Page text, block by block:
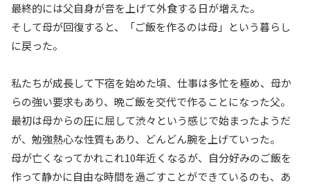
最終的には父自身が音を上げて外食する日が増えた。
そして母が回復すると、「ご飯を作るのは母」という暮らし
に戻った。
私たちが成長して下宿を始めた頃、仕事は多忙を極め、母か
らの強い要求もあり、晩ご飯を交代で作ることになった父。
最初は母からの圧に屈して渋々という感じで始まったようだ
が、勉強熱心な性質もあり、どんどん腕を上げていった。
母が亡くなってかれこれ10年近くなるが、自分好みのご飯を
作って静かに自由な時間を過ごすことができているのも、あ